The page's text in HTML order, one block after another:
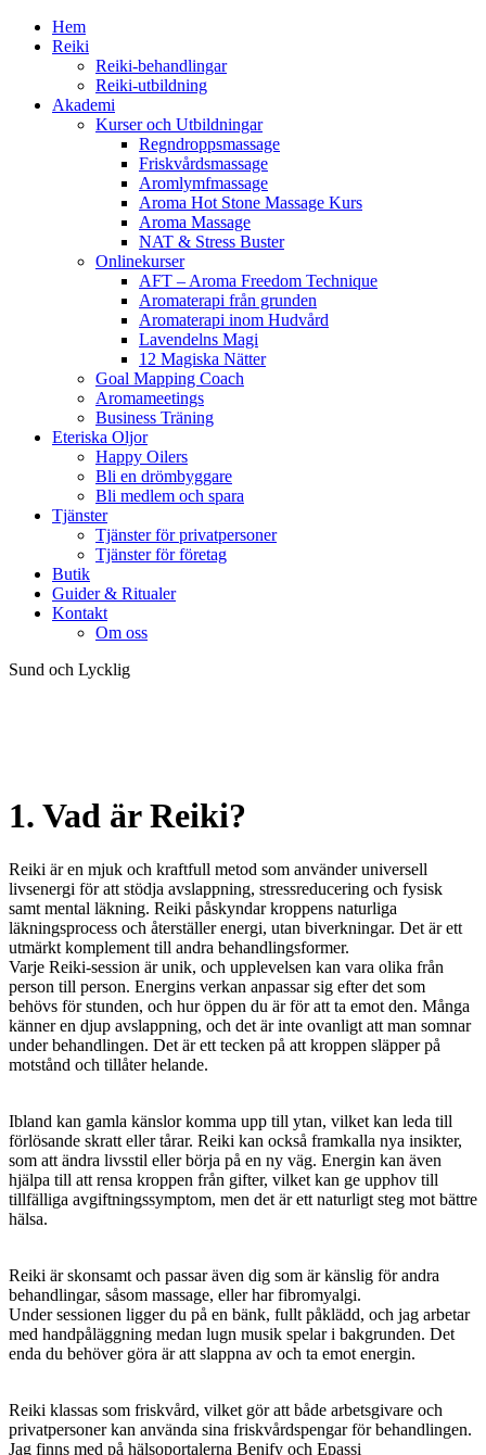
Hem
Reiki
Reiki-behandlingar
Reiki-utbildning
Akademi
Kurser och Utbildningar
Regndroppsmassage
Friskvårdsmassage
Aromlymfmassage
Aroma Hot Stone Massage Kurs
Aroma Massage
NAT & Stress Buster
Onlinekurser
AFT – Aroma Freedom Technique
Aromaterapi från grunden
Aromaterapi inom Hudvård
Lavendelns Magi
12 Magiska Nätter
Goal Mapping Coach
Aromameetings
Business Träning
Eteriska Oljor
Happy Oilers
Bli en drömbyggare
Bli medlem och spara
Tjänster
Tjänster för privatpersoner
Tjänster för företag
Butik
Guider & Ritualer
Kontakt
Om oss
Sund och Lycklig
1. Vad är Reiki?
Reiki är en mjuk och kraftfull metod som använder universell
livsenergi för att stödja avslappning, stressreducering och fysisk
samt mental läkning. Reiki påskyndar kroppens naturliga
läkningsprocess och återställer energi, utan biverkningar. Det är ett
utmärkt komplement till andra behandlingsformer.
Varje Reiki-session är unik, och upplevelsen kan vara olika från
person till person. Energins verkan anpassar sig efter det som
behövs för stunden, och hur öppen du är för att ta emot den. Många
känner en djup avslappning, och det är inte ovanligt att man somnar
under behandlingen. Det är ett tecken på att kroppen släpper på
motstånd och tillåter helande.
Ibland kan gamla känslor komma upp till ytan, vilket kan leda till
förlösande skratt eller tårar. Reiki kan också framkalla nya insikter,
som att ändra livsstil eller börja på en ny väg. Energin kan även
hjälpa till att rensa kroppen från gifter, vilket kan ge upphov till
tillfälliga avgiftningssymptom, men det är ett naturligt steg mot bättre
hälsa.
Reiki är skonsamt och passar även dig som är känslig för andra
behandlingar, såsom massage, eller har fibromyalgi.
Under sessionen ligger du på en bänk, fullt påklädd, och jag arbetar
med handpåläggning medan lugn musik spelar i bakgrunden. Det
enda du behöver göra är att slappna av och ta emot energin.
Reiki klassas som friskvård, vilket gör att både arbetsgivare och
privatpersoner kan använda sina friskvårdspengar för behandlingen.
Jag finns med på hälsoportalerna Benify och Epassi